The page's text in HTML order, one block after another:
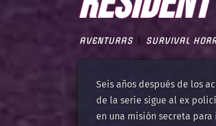
AVENTURAS SURVIVAL
Seis años después de los
de la serie sigue al ex
en una misión secreta